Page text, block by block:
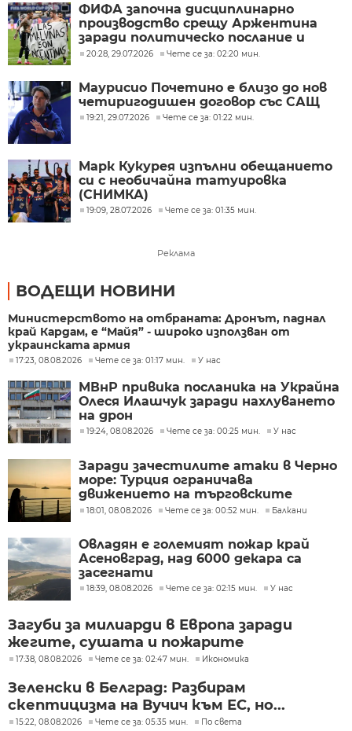
ФИФА започна дисциплинарно
производство срещу Аржентина
заради политическо послание и
ексцесии на Мондиал 2026
20:28, 29.07.2026 Чете се за: 02:20 мин.
Маурисио Почетино е близо до нов
четиригодишен договор със САЩ
19:21, 29.07.2026 Чете се за: 01:22 мин.
Марк Кукурея изпълни обещанието
си с необичайна татуировка
(СНИМКА)
19:09, 28.07.2026 Чете се за: 01:35 мин.
Реклама
ВОДЕЩИ НОВИНИ
Министерството на отбраната: Дронът, паднал
край Кардам, е “Майя” - широко използван от
украинската армия
17:23, 08.08.2026 Чете се за: 01:17 мин. У нас
МВнР привика посланика на Украйна
Олеся Илашчук заради нахлуването
на дрон
19:24, 08.08.2026 Чете се за: 00:25 мин. У нас
Заради зачестилите атаки в Черно
море: Турция ограничава
движението на търговските
кораби
18:01, 08.08.2026 Чете се за: 00:52 мин. Балкани
Овладян е големият пожар край
Асеновград, над 6000 декара са
засегнати
18:39, 08.08.2026 Чете се за: 02:15 мин. У нас
Загуби за милиарди в Европа заради
жегите, сушата и пожарите
17:38, 08.08.2026 Чете се за: 02:47 мин. Икономика
Зеленски в Белград: Разбирам
скептицизма на Вучич към ЕС, но...
15:22, 08.08.2026 Чете се за: 05:35 мин. По света